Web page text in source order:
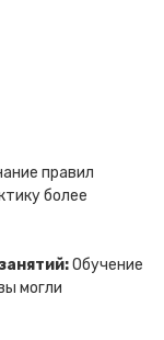
правил
более
Обучение
могли